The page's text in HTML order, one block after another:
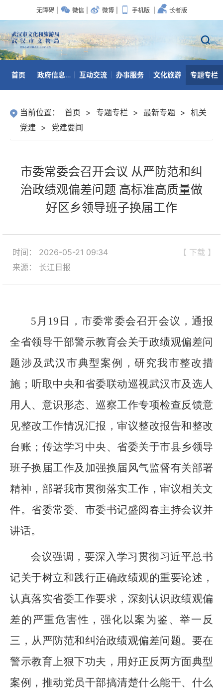
无障碍 微信 微博 手机版 长者版
首页 政府信息公开 互动交流 办事服务 文化旅游 专题专栏
当前位置： 首页 > 专题专栏 > 最新专题 > 机关
党建 > 党建要闻
市委常委会召开会议 从严防范和纠
治政绩观偏差问题 高标准高质量做
好区乡领导班子换届工作
【 下载 】
时间： 2026-05-21 09:34
来源： 长江日报
5月19日，市委常委会召开会议，通报
全省领导干部警示教育会关于政绩观偏差问
题涉及武汉市典型案例，研究我市整改措
施；听取中央和省委联动巡视武汉市及选人
用人、意识形态、巡察工作专项检查反馈意
见整改工作情况汇报，审议整改报告和整改
台账；传达学习中央、省委关于市县乡领导
班子换届工作及加强换届风气监督有关部署
精神，部署我市贯彻落实工作，审议相关文
件。省委常委、市委书记盛阅春主持会议并
讲话。
会议强调，要深入学习贯彻习近平总书
记关于树立和践行正确政绩观的重要论述，
认真落实省委工作要求，深刻认识政绩观偏
差的严重危害性，强化以案为鉴、举一反
三，从严防范和纠治政绩观偏差问题。要在
警示教育上狠下功夫，用好正反两方面典型
案例，推动党员干部搞清楚什么能干、什么